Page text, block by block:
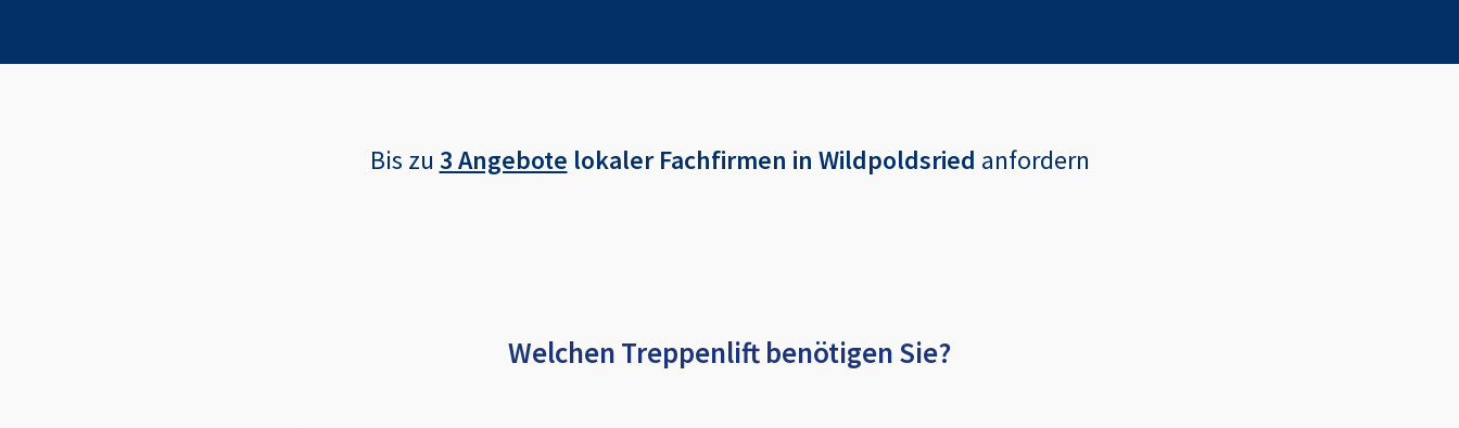
Bis zu 3 Angebote lokaler Fachfirmen in Wildpoldsried anfordern
Welchen Treppenlift benötigen Sie?